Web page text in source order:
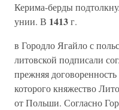
Керима-берды
унии. В 1413г.
в Городло Ягайло с
литовской подписали
прежняя
которого княжество
от Польши. Согласно